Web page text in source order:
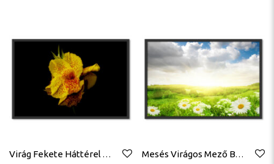
Virág Fekete Háttérel Poszter
Mesés Virágos Mező Bárányfelhők Poszter